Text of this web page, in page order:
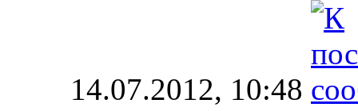
14.07.2012, 10:48